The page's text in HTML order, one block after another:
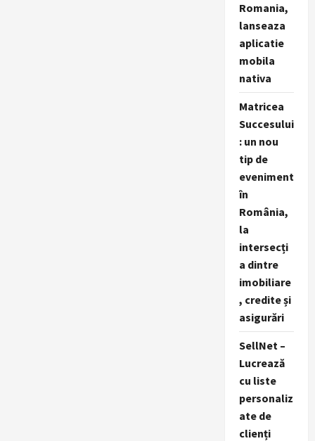
Romania,
lanseaza
aplicatie
mobila
nativa
Matricea
Succesului
: un nou
tip de
eveniment
în
România,
la
intersecți
a dintre
imobiliare
, credite și
asigurări
SellNet –
Lucrează
cu liste
personaliz
ate de
clienți